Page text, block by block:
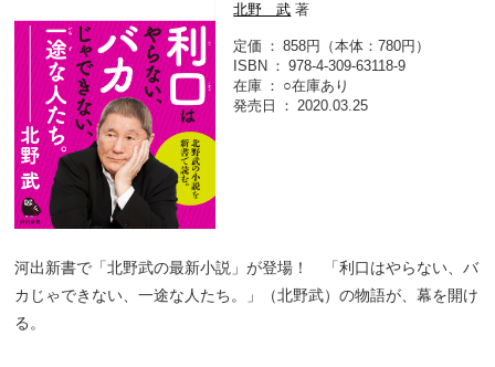
北野 武 著
定価
858円（本体：780円）
ISBN
978-4-309-63118-9
在庫
○在庫あり
発売日
2020.03.25
河出新書で「北野武の最新小説」が登場！ 「利口はやらない、バ
カじゃできない、一途な人たち。」（北野武）の物語が、幕を開け
る。